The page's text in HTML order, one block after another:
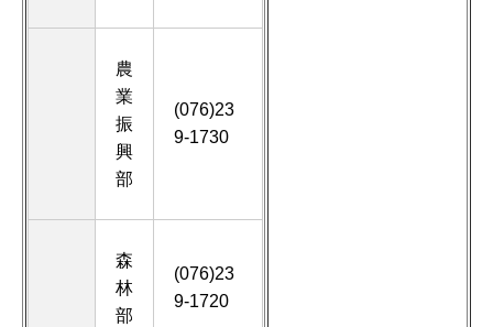
農
業
振
興
部
(076)23
9-1730
森
林
部
(076)23
9-1720